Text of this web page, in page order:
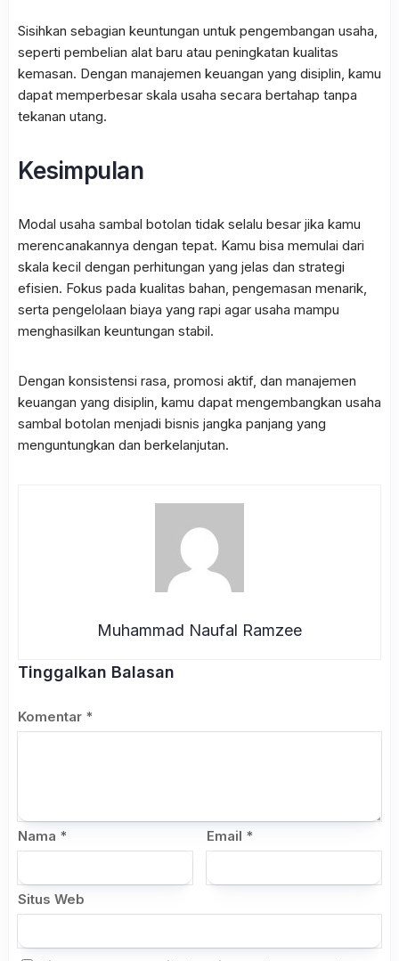
Sisihkan sebagian keuntungan untuk pengembangan usaha,
seperti pembelian alat baru atau peningkatan kualitas
kemasan. Dengan manajemen keuangan yang disiplin, kamu
dapat memperbesar skala usaha secara bertahap tanpa
tekanan utang.
Kesimpulan
Modal usaha sambal botolan tidak selalu besar jika kamu
merencanakannya dengan tepat. Kamu bisa memulai dari
skala kecil dengan perhitungan yang jelas dan strategi
efisien. Fokus pada kualitas bahan, pengemasan menarik,
serta pengelolaan biaya yang rapi agar usaha mampu
menghasilkan keuntungan stabil.
Dengan konsistensi rasa, promosi aktif, dan manajemen
keuangan yang disiplin, kamu dapat mengembangkan usaha
sambal botolan menjadi bisnis jangka panjang yang
menguntungkan dan berkelanjutan.
Muhammad Naufal Ramzee
Tinggalkan Balasan
Komentar *
Nama * Email *
Situs Web